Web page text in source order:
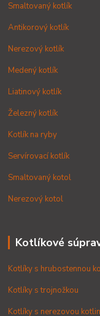
Smaltovaný kotlík
Antikorový kotlík
Nerezový kotlík
Medený kotlík
Liatinový kotlík
Železný kotlík
Kotlík na ryby
Servírovací kotlík
Smaltovaný kotol
Nerezový kotol
Kotlíkové
Kotlíky s hrubostennou
Kotlíky s trojnožkou
Kotlíky s nerezovou